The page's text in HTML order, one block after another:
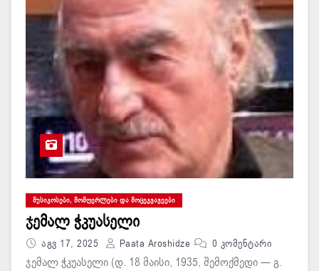
ᲛᲣᲡᲘᲙᲝᲡᲔᲑᲘ, ᲛᲝᲛᲦᲔᲠᲚᲔᲑᲘ ᲓᲐ ᲛᲝᲪᲔᲙᲕᲐᲕᲔᲔᲑᲘ
ჯემალ ჭკუასელი
Აგვ 17, 2025 Paata Aroshidze 0 Კომენტარი
ჯემალ ჭკუასელი (დ. 18 მაისი, 1935, შემოქმედი — გ.